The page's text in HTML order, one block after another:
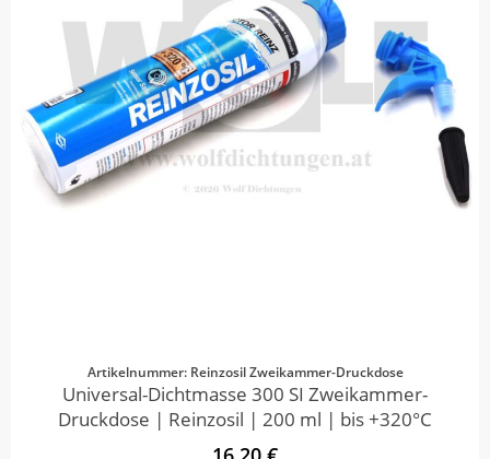
Artikelnummer: Reinzosil Zweikammer-Druckdose
Universal-Dichtmasse 300 SI Zweikammer-
Druckdose | Reinzosil | 200 ml | bis +320°C